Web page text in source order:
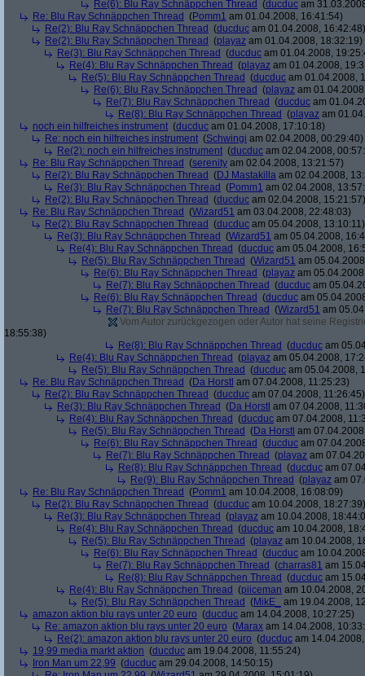
Re(6): Blu Ray Schnäppchen Thread (ducduc am
Re: Blu Ray Schnäppchen Thread (Pomm1 am 01.04.2008, 16:41:54)
Re(2): Blu Ray Schnäppchen Thread (ducduc am 01.04.2008, 16:42:48)
Re(2): Blu Ray Schnäppchen Thread (playaz am 01.04.2008, 18:32:19)
Re(3): Blu Ray Schnäppchen Thread (ducduc am 01.04.2008,
Re(4): Blu Ray Schnäppchen Thread (playaz am 01.04.2008,
Re(5): Blu Ray Schnäppchen Thread (ducduc am 01.04.2008,
Re(6): Blu Ray Schnäppchen Thread (playaz am
Re(7): Blu Ray Schnäppchen Thread (ducduc am
Re(8): Blu Ray Schnäppchen Thread (playaz am
noch ein hilfreiches instrument (ducduc am 01.04.2008, 17:10:18)
Re: noch ein hilfreiches instrument (Schwingi am 02.04.2008, 00:29:40)
Re(2): noch ein hilfreiches instrument (ducduc am 02.04.2008,
Re: Blu Ray Schnäppchen Thread (serenity am 02.04.2008, 13:21:57)
Re(2): Blu Ray Schnäppchen Thread (DJ Mastakilla am 02.04.2008,
Re(3): Blu Ray Schnäppchen Thread (Pomm1 am 02.04.2008,
Re(2): Blu Ray Schnäppchen Thread (ducduc am 02.04.2008, 15:21:57)
Re: Blu Ray Schnäppchen Thread (Wizard51 am 03.04.2008, 22:48:03)
Re(2): Blu Ray Schnäppchen Thread (ducduc am 05.04.2008, 13:10:11)
Re(3): Blu Ray Schnäppchen Thread (Wizard51 am 05.04.2008,
Re(4): Blu Ray Schnäppchen Thread (ducduc am 05.04.2008,
Re(5): Blu Ray Schnäppchen Thread (Wizard51 am
Re(6): Blu Ray Schnäppchen Thread (playaz am
Re(7): Blu Ray Schnäppchen Thread (ducduc am
Re(6): Blu Ray Schnäppchen Thread (ducduc am
Re(7): Blu Ray Schnäppchen Thread (Wizard51 am
Vom Autor zurückgezogen oder Autor hat seine
18:55:38)
Re(8): Blu Ray Schnäppchen Thread (ducduc am
Re(4): Blu Ray Schnäppchen Thread (playaz am 05.04.2008,
Re(5): Blu Ray Schnäppchen Thread (ducduc am 05.04.2008,
Re: Blu Ray Schnäppchen Thread (Da Horstl am 07.04.2008, 11:25:23)
Re(2): Blu Ray Schnäppchen Thread (ducduc am 07.04.2008, 11:26:45)
Re(3): Blu Ray Schnäppchen Thread (Da Horstl am 07.04.2008,
Re(4): Blu Ray Schnäppchen Thread (ducduc am 07.04.2008,
Re(5): Blu Ray Schnäppchen Thread (Da Horstl am
Re(6): Blu Ray Schnäppchen Thread (ducduc am
Re(7): Blu Ray Schnäppchen Thread (playaz am
Re(8): Blu Ray Schnäppchen Thread (ducduc am
Re(9): Blu Ray Schnäppchen Thread (playaz am
Re: Blu Ray Schnäppchen Thread (Pomm1 am 10.04.2008, 16:08:09)
Re(2): Blu Ray Schnäppchen Thread (ducduc am 10.04.2008, 18:27:39)
Re(3): Blu Ray Schnäppchen Thread (playaz am 10.04.2008,
Re(4): Blu Ray Schnäppchen Thread (ducduc am 10.04.2008,
Re(5): Blu Ray Schnäppchen Thread (playaz am 10.04.2008,
Re(6): Blu Ray Schnäppchen Thread (ducduc am
Re(7): Blu Ray Schnäppchen Thread (charras81 am
Re(8): Blu Ray Schnäppchen Thread (ducduc am
Re(4): Blu Ray Schnäppchen Thread (piiceman am 10.04.2008,
Re(5): Blu Ray Schnäppchen Thread (MikE_
am 19.04.2008,
amazon aktion blu rays unter 20 euro (ducduc am 14.04.2008, 10:27:25)
Re: amazon aktion blu rays unter 20 euro (Marax am 14.04.2008,
Re(2): amazon aktion blu rays unter 20 euro (ducduc am
19,99 media markt aktion (ducduc am 19.04.2008, 11:55:24)
Iron Man um 22,99 (ducduc am 29.04.2008, 14:50:15)